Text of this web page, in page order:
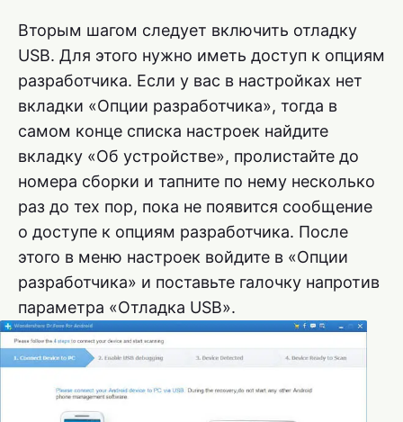
Вторым шагом следует включить отладку
USB. Для этого нужно иметь доступ к опциям
разработчика. Если у вас в настройках нет
вкладки «Опции разработчика», тогда в
самом конце списка настроек найдите
вкладку «Об устройстве», пролистайте до
номера сборки и тапните по нему несколько
раз до тех пор, пока не появится сообщение
о доступе к опциям разработчика. После
этого в меню настроек войдите в «Опции
разработчика» и поставьте галочку напротив
параметра «Отладка USB».